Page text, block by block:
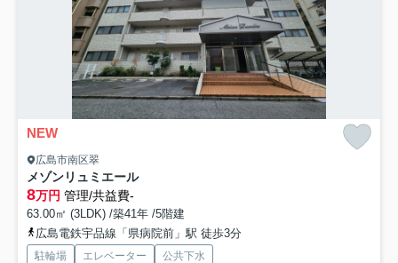
NEW
広島市南区翠
メゾンリュミエール
8万円 管理/共益費-
63.00㎡ (3LDK) /築41年 /5階建
広島電鉄宇品線「県病院前」駅 徒歩3分
駐輪場 エレベーター 公共下水